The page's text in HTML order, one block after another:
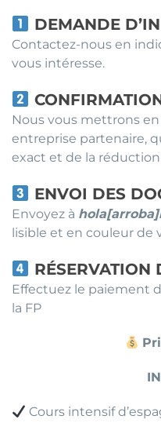
DEMANDE
Contactez-nous en
vous intéresse.
Nous vous mettrons
entreprise partenaire,
exact et de la réduction
ENVOI DES
Envoyez à
lisible et en couleur de
RÉSERVATION
Effectuez le paiement
la FP
Cours intensif